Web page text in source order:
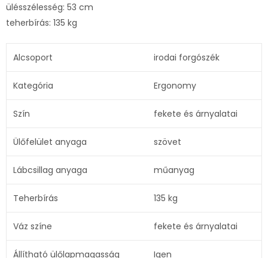
ülésszélesség: 53 cm
teherbírás: 135 kg
Alcsoport irodai forgószék
Kategória Ergonomy
Szín fekete és árnyalatai
Ülőfelület anyaga szövet
Lábcsillag anyaga műanyag
Teherbírás 135 kg
Váz színe fekete és árnyalatai
Állítható ülőlapmagasság Igen